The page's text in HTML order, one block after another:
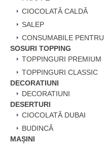
CIOCOLATĂ CALDĂ
SALEP
CONSUMABILE PENTRU
SOSURI TOPPING
TOPPINGURI PREMIUM
TOPPINGURI CLASSIC
DECORATIUNI
DECORATIUNI
DESERTURI
CIOCOLATĂ DUBAI
BUDINCĂ
MAȘINI